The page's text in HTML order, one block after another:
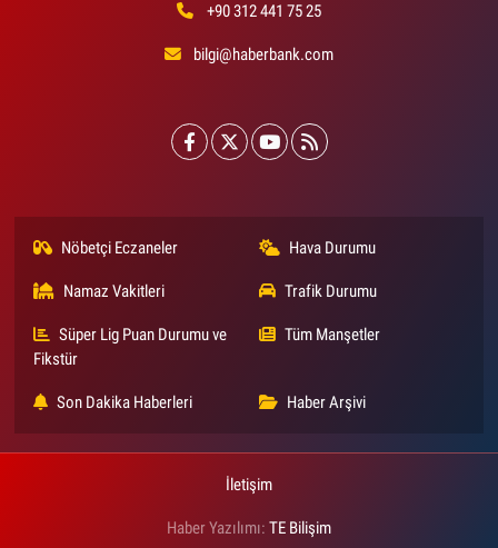
+90 312 441 75 25
bilgi@haberbank.com
Nöbetçi Eczaneler Hava Durumu
Namaz Vakitleri Trafik Durumu
Süper Lig Puan Durumu ve
Fikstür
Tüm Manşetler
Son Dakika Haberleri Haber Arşivi
İletişim
Haber Yazılımı: TE Bilişim